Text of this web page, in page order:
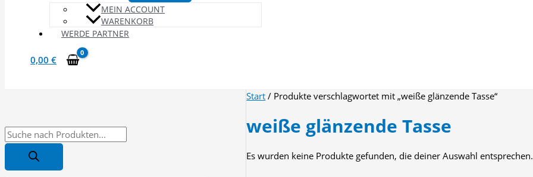
MEIN ACCOUNT
WARENKORB
WERDE PARTNER
0,00 €
P
o
Start / Produkte verschlagwortet mit „weiße glänzende Tasse“
weiße glänzende Tasse
Es wurden keine Produkte gefunden, die deiner Auswahl entsprechen.